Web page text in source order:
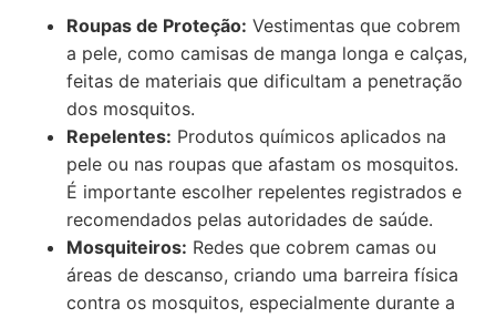
Roupas de Proteção: Vestimentas que cobrem
a pele, como camisas de manga longa e calças,
feitas de materiais que dificultam a penetração
dos mosquitos.
Repelentes: Produtos químicos aplicados na
pele ou nas roupas que afastam os mosquitos.
É importante escolher repelentes registrados e
recomendados pelas autoridades de saúde.
Mosquiteiros: Redes que cobrem camas ou
áreas de descanso, criando uma barreira física
contra os mosquitos, especialmente durante a